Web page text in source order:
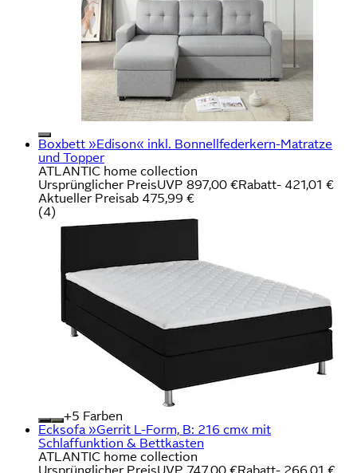
Boxbett »Edison« inkl. Bonnellfederkern-Matratze
und Topper
ATLANTIC home collection
Ursprünglicher PreisUVP 897,00 €Rabatt- 421,01 €
Aktueller Preisab 475,99 €
(4)
+
Farben
Ecksofa »Gerrit L-Form, B: 216 cm« mit
Schlaffunktion & Bettkasten
ATLANTIC home collection
Ursprünglicher PreisUVP 747,00 €Rabatt- 266,01 €